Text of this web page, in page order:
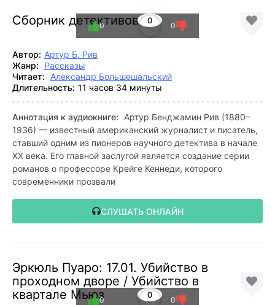
Сборник детективов 0
0 0
Автор: Артур Б. Рив
Жанр:
Рассказы
Читает:
Александр Большешальский
Длительность: 11 часов 34 минуты
Аннотация к аудиокниге:
Артур Бенджамин Рив (1880–
1936) — известный американский журналист и писатель,
ставший одним из пионеров научного детектива в начале
XX века. Его главной заслугой является создание серии
романов о профессоре Крейге Кеннеди, которого
современники прозвали
СЛУШАТЬ ОНЛАЙН
Эркюль Пуаро: 17.01. Убийство в
проходном дворе / Убийство в
квартале Мьюз
0
0 0